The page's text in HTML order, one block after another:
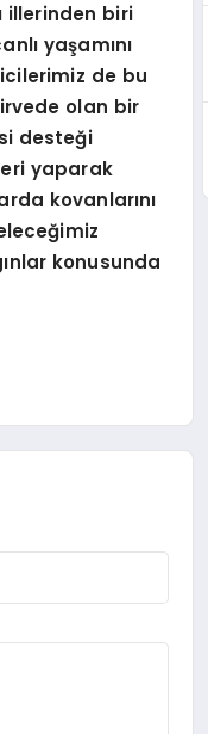
illerinden biri
yaşamını
de bu
olan bir
desteği
yaparak
kovanlarını
konusunda